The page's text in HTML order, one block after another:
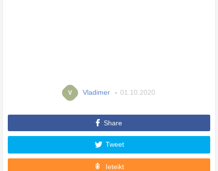
V Vladimer 01.10.2020
Share
Tweet
Ieteikt